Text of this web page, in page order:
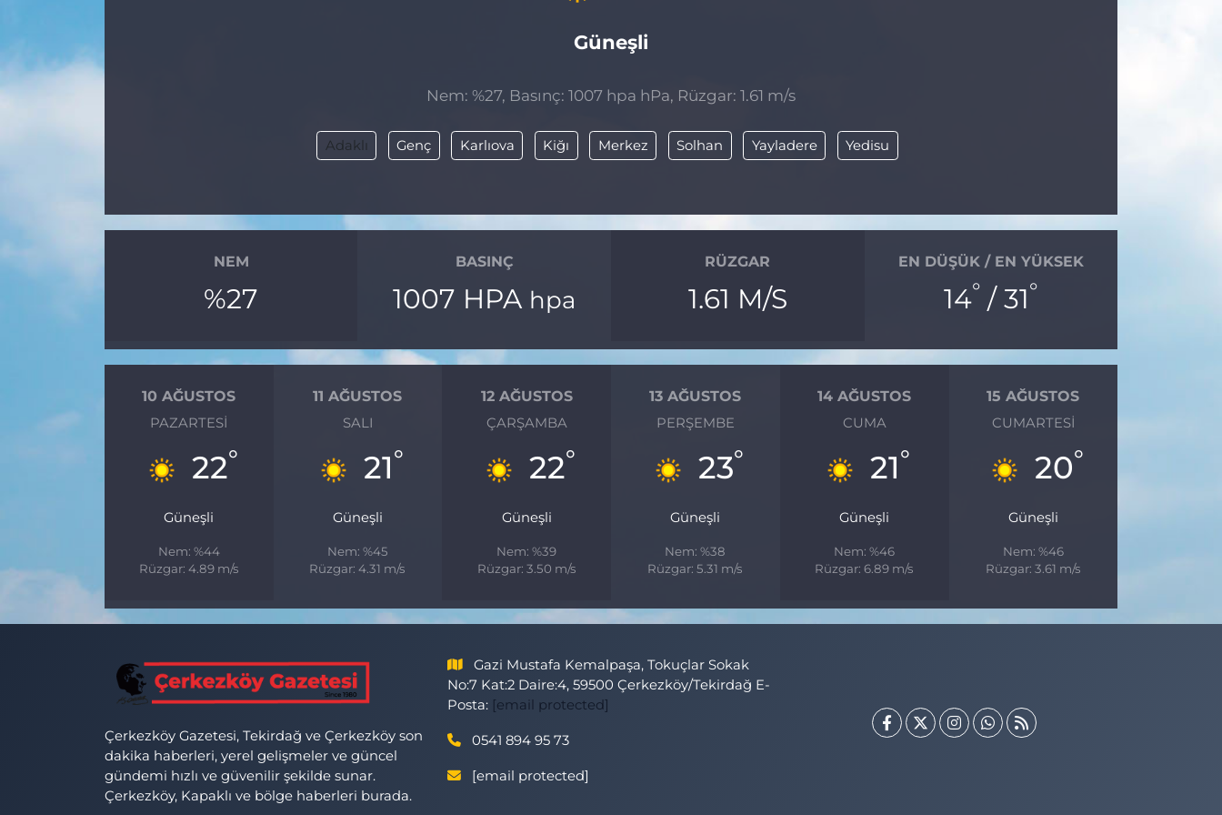
Güneşli
Nem: %27, Basınç: 1007 hpa hPa, Rüzgar: 1.61 m/s
Adaklı Genç Karlıova Kiğı Merkez Solhan Yayladere Yedisu
NEM
%27
BASINÇ
1007 HPA hpa
RÜZGAR
1.61 M/S
EN DÜŞÜK / EN YÜKSEK
14° / 31°
10 AĞUSTOS
PAZARTESI
22°
Güneşli
Nem: %44
Rüzgar: 4.89 m/s
11 AĞUSTOS
SALI
21°
Güneşli
Nem: %45
Rüzgar: 4.31 m/s
12 AĞUSTOS
ÇARŞAMBA
22°
Güneşli
Nem: %39
Rüzgar: 3.50 m/s
13 AĞUSTOS
PERŞEMBE
23°
Güneşli
Nem: %38
Rüzgar: 5.31 m/s
14 AĞUSTOS
CUMA
21°
Güneşli
Nem: %46
Rüzgar: 6.89 m/s
15 AĞUSTOS
CUMARTESI
20°
Güneşli
Nem: %46
Rüzgar: 3.61 m/s
Çerkezköy Gazetesi, Tekirdağ ve Çerkezköy son
dakika haberleri, yerel gelişmeler ve güncel
gündemi hızlı ve güvenilir şekilde sunar.
Çerkezköy, Kapaklı ve bölge haberleri burada.
Gazi Mustafa Kemalpaşa, Tokuçlar Sokak
No:7 Kat:2 Daire:4, 59500 Çerkezköy/Tekirdağ E-
Posta: [email protected]
0541 894 95 73
[email protected]
İletişim
Yayın İlkeleri